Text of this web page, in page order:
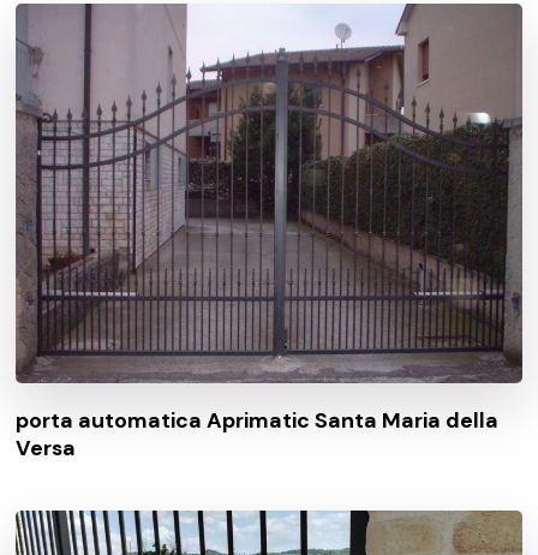
porta automatica Aprimatic Santa Maria della
Versa